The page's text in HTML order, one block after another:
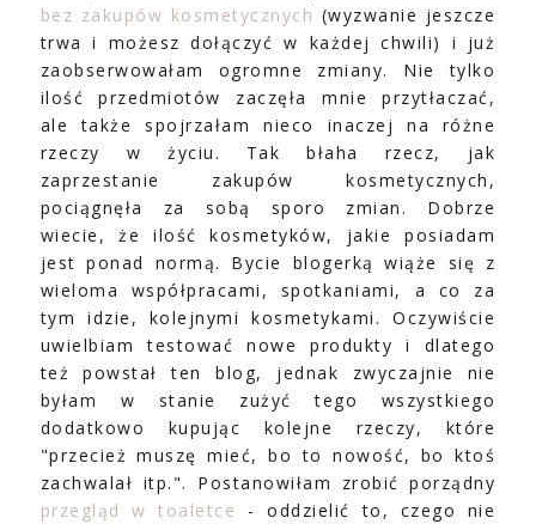
bez zakupów kosmetycznych (wyzwanie jeszcze
trwa i możesz dołączyć w każdej chwili) i już
zaobserwowałam ogromne zmiany. Nie tylko
ilość przedmiotów zaczęła mnie przytłaczać,
ale także spojrzałam nieco inaczej na różne
rzeczy w życiu. Tak błaha rzecz, jak
zaprzestanie zakupów kosmetycznych,
pociągnęła za sobą sporo zmian. Dobrze
wiecie, że ilość kosmetyków, jakie posiadam
jest ponad normą. Bycie blogerką wiąże się z
wieloma współpracami, spotkaniami, a co za
tym idzie, kolejnymi kosmetykami. Oczywiście
uwielbiam testować nowe produkty i dlatego
też powstał ten blog, jednak zwyczajnie nie
byłam w stanie zużyć tego wszystkiego
dodatkowo kupując kolejne rzeczy, które
"przecież muszę mieć, bo to nowość, bo ktoś
zachwalał itp.". Postanowiłam zrobić porządny
przegląd w toaletce
- oddzielić to, czego nie